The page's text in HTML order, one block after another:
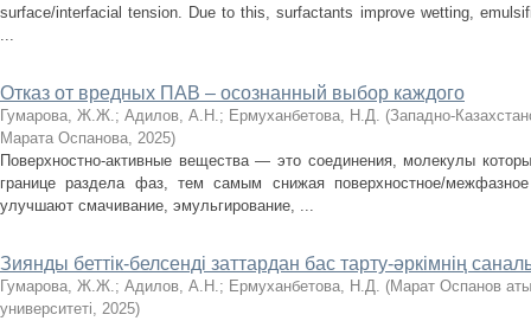
surface/interfacial tension. Due to this, surfactants improve wetting,
...
Отказ от вредных ПАВ – осознанный выбор каждого
Гумарова, Ж.Ж.; Адилов, А.Н.; Ермуханбетова, Н.Д. (Западно-
Марата Оспанова, 2025)
Поверхностно-активные вещества — это соединения, молекулы
границе раздела фаз, тем самым снижая поверхностное/
улучшают смачивание, эмульгирование, ...
Зиянды беттік-белсенді заттардан бас тарту-әркімнің
Гумарова, Ж.Ж.; Адилов, А.Н.; Ермуханбетова, Н.Д. (Марат Оспанов
университеті, 2025)